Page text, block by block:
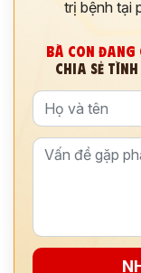
trị bệnh tại
BÀ CON ĐANG
CHIA SẺ